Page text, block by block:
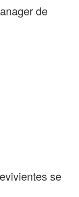
de
se